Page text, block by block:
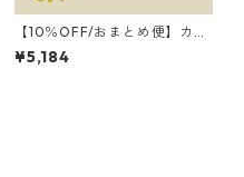
【10％OFF/おまとめ便】カミ
カミおかゆセット（9・10・11
か月頃）2セット
¥5,184